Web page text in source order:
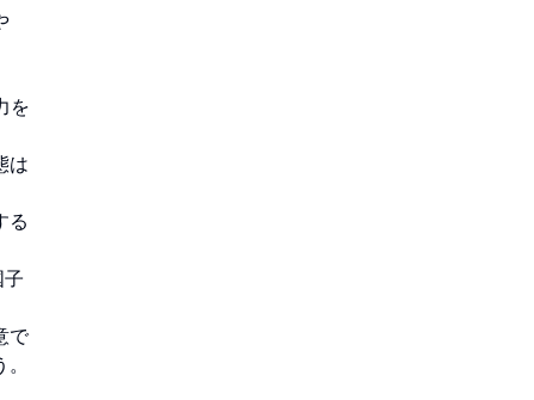
を
は
る
で